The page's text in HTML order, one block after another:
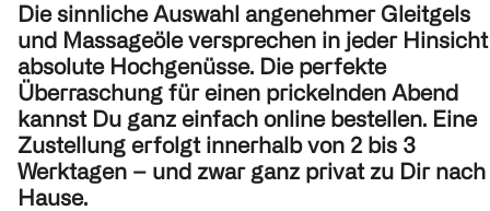
Die sinnliche Auswahl angenehmer Gleitgels
und Massageöle versprechen in jeder Hinsicht
absolute Hochgenüsse. Die perfekte
Überraschung für einen prickelnden Abend
kannst Du ganz einfach online bestellen. Eine
Zustellung erfolgt innerhalb von 2 bis 3
Werktagen – und zwar ganz privat zu Dir nach
Hause.